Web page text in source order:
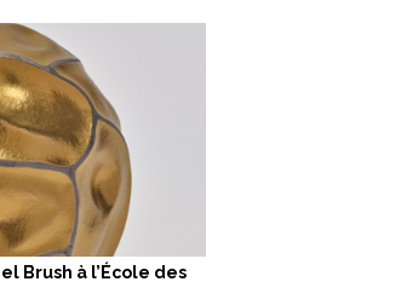
Brush à l’École des